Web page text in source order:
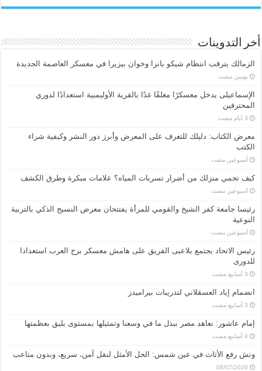
أخر التدوينات
الزمالك يترقب انتظام شيكو بانزا وخوان بيزيرا في معسكر العاصمة الجديدة
‏يومين مضت
الإسماعیلی یدخل معسكرًا مغلقًا غدًا بالقرية الأوليمبية استعدادًا لدوري
المحترفين
معرض الكتاب: دليلك للتعرف على المعرض وأبرز دور النشر وكيفية شراء
الكتب
‏أسبوعين مضت
كيف تحمي منزلك من أضرار تسربات المياه؟ علامات مبكرة وطرق الكشف
‏أسبوعين مضت
رئيسا جامعة كفر الشيخ والقومي للمرأة يفتتحان معرض النسيج الذكي بالتربية
النوعية
‏أسبوعين مضت
رئيس الاتحاد يجتمع بلاعبى الفريق على هامش معسكر برج العرب استعدادا
للدورى
انضمام إياد العسقلاني لتدريبات بيراميدز
إمام عاشور: نعاهد مصر ببذل ما في وسعنا وتمثيلها بمستوى يليق بعظمتها
ونش رفع الأثاث في عين شمس: الحل الأمثل لنقل آمن، سريع، وبدون متاعب
08/07/2026